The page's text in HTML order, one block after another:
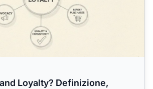
Loyalty? Definizione,